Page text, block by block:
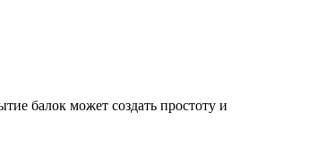
балок может создать простоту и